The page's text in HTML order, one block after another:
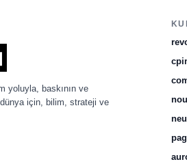
yoluyla, baskının ve
için, bilim, strateji ve